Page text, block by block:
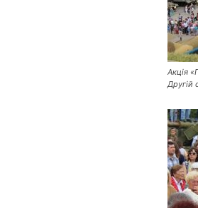
Акція
Другій